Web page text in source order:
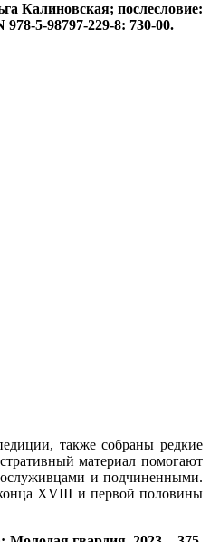
Калиновская; послесловие:
5-98797-229-8: 730-00.
также собраны редкие
материал помогают
и подчиненными.
конца XVIII и первой половины